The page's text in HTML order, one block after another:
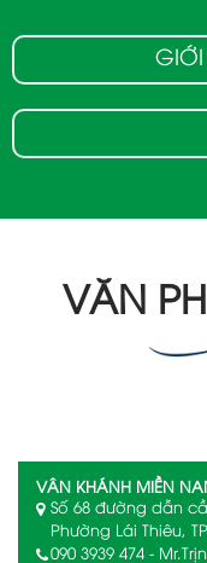
GIỚI
VĂN
VÂN KHÁNH MIỀN
Số 68 đường dẫn
Phường Lái Thiêu,
090 3939 474 -